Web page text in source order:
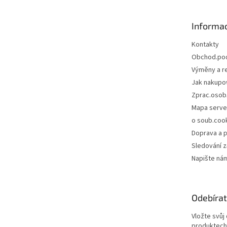
Kontakty
Výměny a
Jak
Mapa
o
Doprava a
Sledování
Napište
Vložte svůj